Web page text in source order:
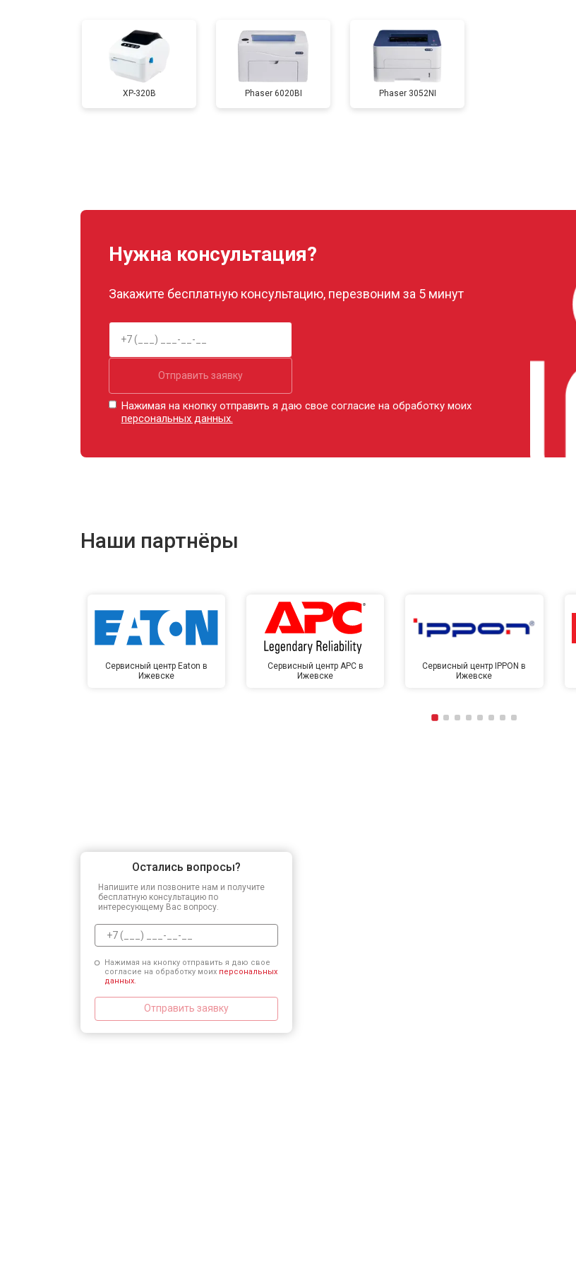
Замена каретки
Замена Wi-Fi
XP-320B Phaser 6020BI Phaser 3052NI
Нужна консультация?
Закажите бесплатную консультацию, перезвоним за 5 минут
Отправить заявку
Нажимая на кнопку отправить я даю свое согласие на обработку моих
персональных данных.
Наши партнёры
Сервисный центр Eaton в
Ижевске
Сервисный центр APC в
Ижевске
Сервисный центр IPPON в
Ижевске
Остались вопросы?
Напишите или позвоните нам и получите
бесплатную консультацию по
интересующему Вас вопросу.
Нажимая на кнопку отправить я даю свое
согласие на обработку моих персональных
данных.
Отправить заявку